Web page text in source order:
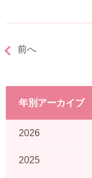
前へ
年別アーカイブ
2026
2025